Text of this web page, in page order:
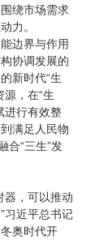
绕市场需求
力。
边界与作用
协调发展的
新时代“生
源，在“生
进行有效整
满足人民物
合“三生”发
器，可以推动
习近平总书记
奥时代开